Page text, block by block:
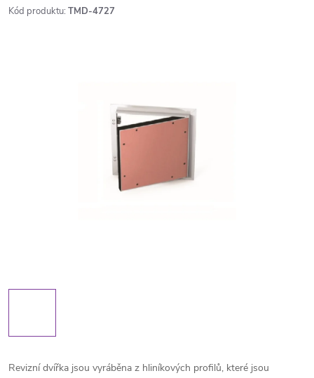
Kód produktu: TMD-4727
Revizní dvířka jsou vyráběna z hliníkových profilů, které jsou